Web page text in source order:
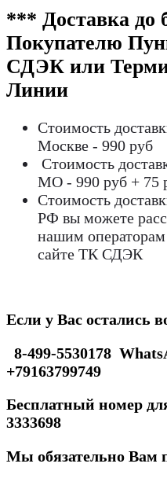
*** Доставка до
Покупателю
СДЭК или
Линии
Стоимость
Москве - 990 руб
Стоимость
МО - 990 руб +
Стоимость
РФ вы можете
нашим операторам
сайте ТК СДЭК
Если у Вас остались
8-499-5530178
+79163799749
Бесплатный номер
3333698
Мы обязательно Вам